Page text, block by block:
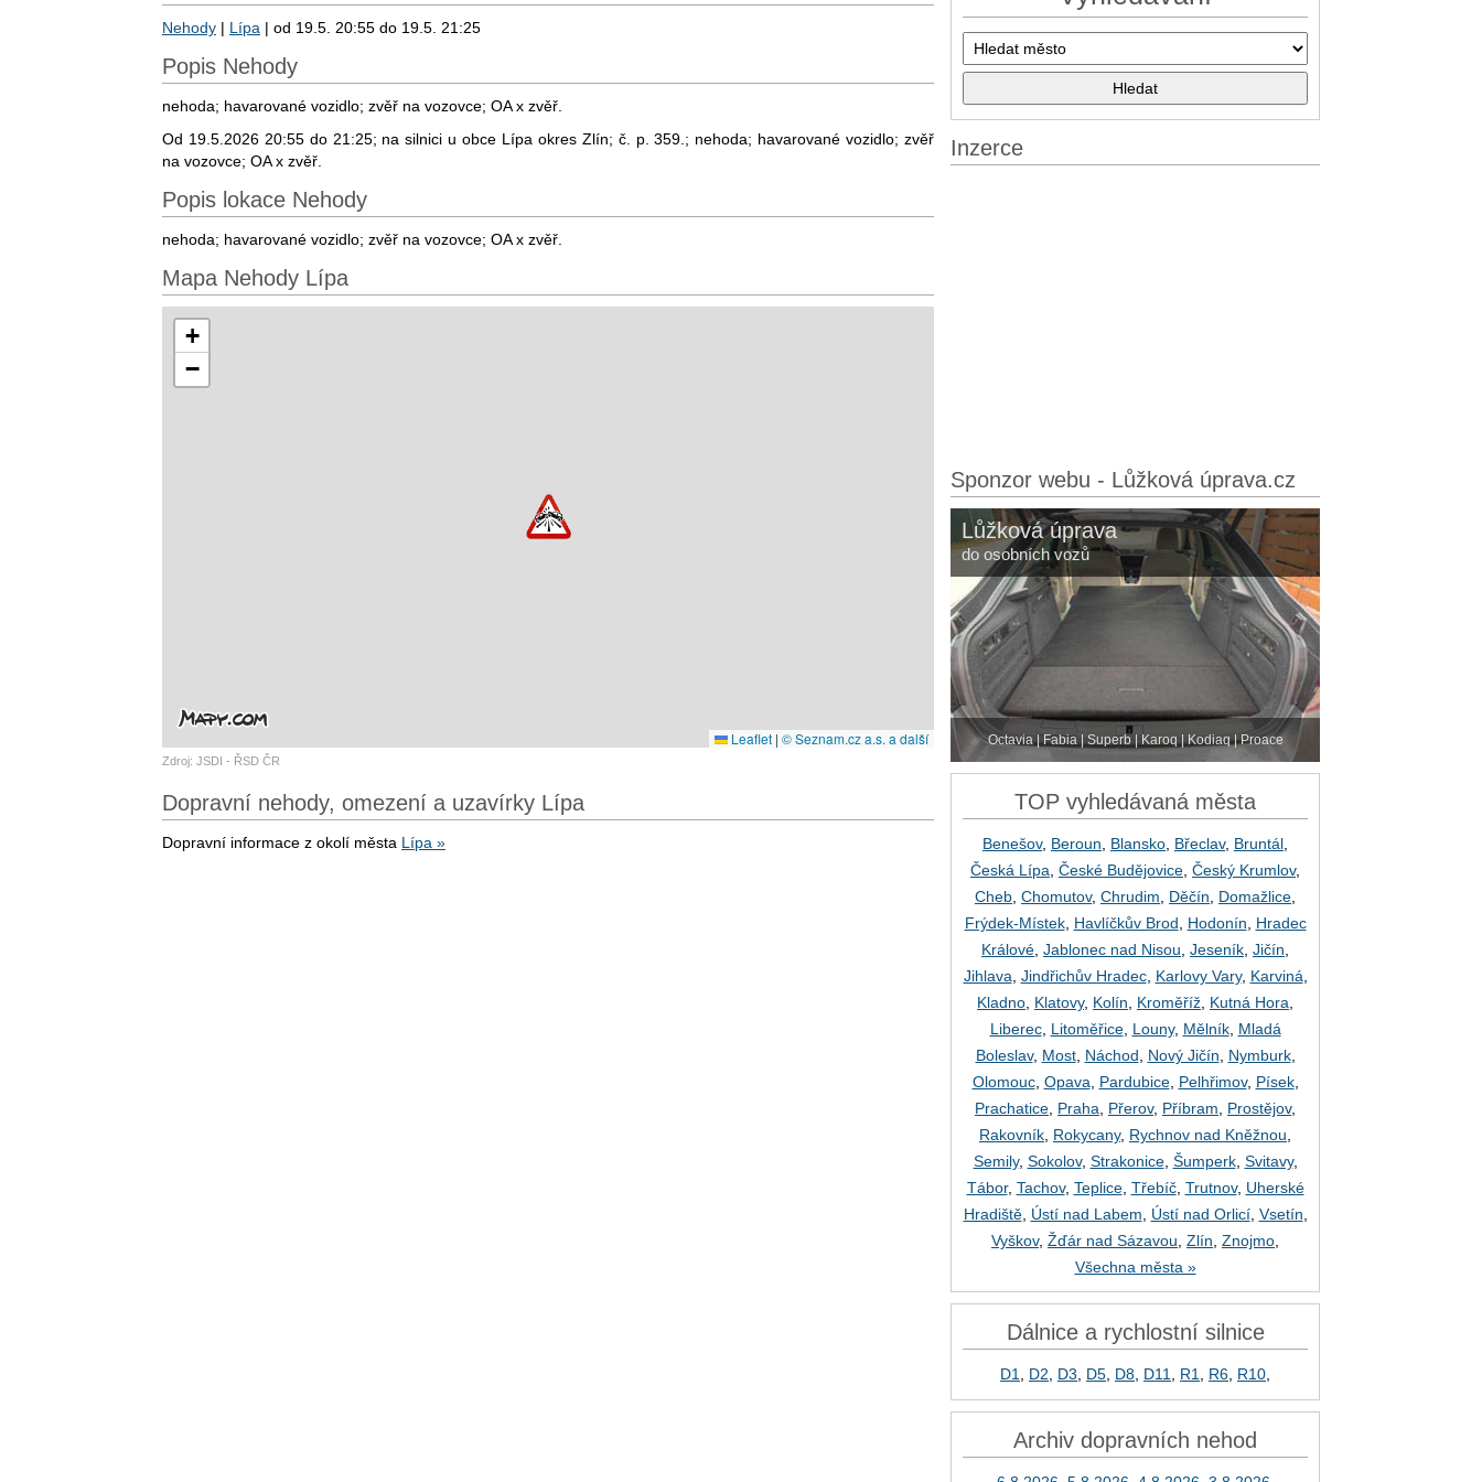
Nehody | Lípa | od 19.5. 20:55 do 19.5. 21:25
Popis Nehody
nehoda; havarované vozidlo; zvěř na vozovce; OA x zvěř.
Od 19.5.2026 20:55 do 21:25; na silnici u obce Lípa okres Zlín; č. p. 359.; nehoda; havarované vozidlo; zvěř
na vozovce; OA x zvěř.
Popis lokace Nehody
nehoda; havarované vozidlo; zvěř na vozovce; OA x zvěř.
Mapa Nehody Lípa
+
−
Leaflet | © Seznam.cz a.s. a další
Zdroj: JSDI - ŘSD ČR
Dopravní nehody, omezení a uzavírky Lípa
Dopravní informace z okolí města Lípa »
Inzerce
Sponzor webu - Lůžková úprava.cz
Lůžková úprava
do osobních vozů
Octavia | Fabia | Superb | Karoq | Kodiaq | Proace
TOP vyhledávaná města
Benešov, Beroun Blansko Břeclav, Bruntál
Česká Lípa České Budějovice Český Krumlov,
Cheb Chomutov, Chrudim Děčín Domažlice
Frýdek-Místek, Havlíčkův Brod Hodonín
Hradec
Králové Jablonec nad Nisou Jeseník Jičín
Jihlava Jindřichův Hradec, Karlovy Vary, Karviná
Kladno Klatovy, Kolín Kroměříž Kutná Hora
Liberec, Litoměřice, Louny, Mělník, Mladá
Boleslav, Most, Náchod Nový Jičín Nymburk,
Olomouc, Opava Pardubice, Pelhřimov, Písek,
Prachatice Praha Přerov, Příbram Prostějov,
Rakovník Rokycany, Rychnov nad Kněžnou
Semily, Sokolov, Strakonice, Šumperk, Svitavy,
Tábor, Tachov, Teplice, Třebíč, Trutnov, Uherské
Hradiště, Ústí nad Labem Ústí nad Orlicí, Vsetín
Vyškov, Žďár nad Sázavou Zlín Znojmo
Všechna města »
Dálnice a rychlostní silnice
D1 D2 D3 D5 D8 D11 R1 R6 R10
Archiv dopravních nehod